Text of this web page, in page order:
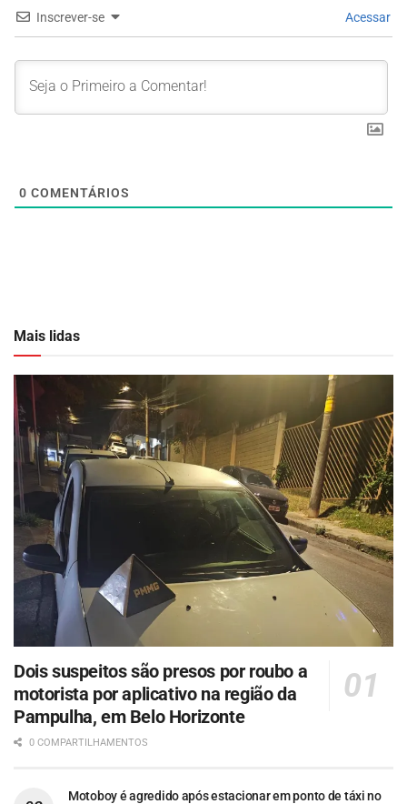
Inscrever-se Acessar
0 COMENTÁRIOS
Mais lidas
Dois suspeitos são presos por roubo a
motorista por aplicativo na região da
Pampulha, em Belo Horizonte
0 COMPARTILHAMENTOS
Motoboy é agredido após estacionar em ponto de táxi no